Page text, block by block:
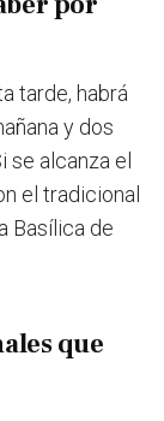
tarde, habrá
y dos
se alcanza el
el tradicional
Basílica de
que